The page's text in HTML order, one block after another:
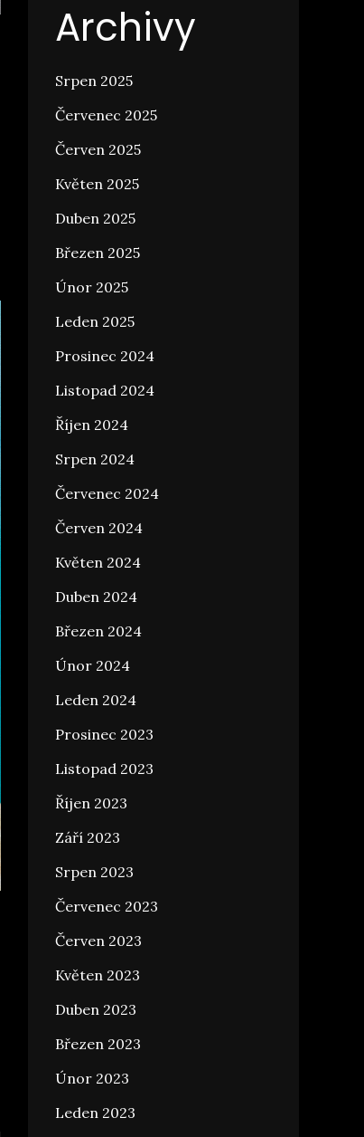
Archivy
Srpen 2025
Červenec 2025
Červen 2025
Květen 2025
Duben 2025
Březen 2025
Únor 2025
Leden 2025
Prosinec 2024
Listopad 2024
Říjen 2024
Srpen 2024
Červenec 2024
Červen 2024
Květen 2024
Duben 2024
Březen 2024
Únor 2024
Leden 2024
Prosinec 2023
Listopad 2023
Říjen 2023
Září 2023
Srpen 2023
Červenec 2023
Červen 2023
Květen 2023
Duben 2023
Březen 2023
Únor 2023
Leden 2023